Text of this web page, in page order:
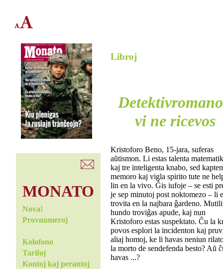
MONATO
Nova!
Provnumeroj
Kolofono
Tarifoj
Kontoj kaj perantoj
Libroj
vi ne ricevos
Kristoforo Beno, 15-jara, suferas
aŭtismon. Li estas talenta
kaj tre inteligenta knabo, sed
memoro kaj vigla spirito tute ne
lin en la vivo. Ĝis iufoje – se esti
je sep minutoj post noktomezo – li
trovita en la najbara ĝardeno.
hundo troviĝas apude, kaj nun
Kristoforo estas suspektato. Ĉu la
povos esplori la incidenton kaj
aliaj homoj, ke li havas neniun
la morto de sendefenda besto? Aŭ
havas ...?